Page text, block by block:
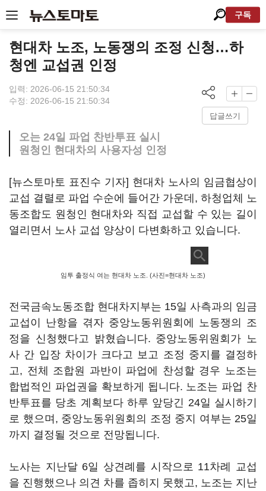
구독
현대차 노조, 노동쟁의 조정 신청…하
청엔 교섭권 인정
입력: 2026-06-15 21:50:34
수정: 2026-06-15 21:50:34
답글쓰기
오는 24일 파업 찬반투표 실시
원청인 현대차의 사용자성 인정
[뉴스토마토 표진수 기자] 현대차 노사의 임금협상이
교섭 결렬로 파업 수순에 들어간 가운데, 하청업체 노
동조합도 원청인 현대차와 직접 교섭할 수 있는 길이
열리면서 노사 교섭 양상이 다변화하고 있습니다.
임투 출정식 여는 현대차 노조. (사진=현대차 노조)
전국금속노동조합 현대차지부는 15일 사측과의 임금
교섭이 난항을 겪자 중앙노동위원회에 노동쟁의 조
정을 신청했다고 밝혔습니다. 중앙노동위원회가 노
사 간 입장 차이가 크다고 보고 조정 중지를 결정하
고, 전체 조합원 과반이 파업에 찬성할 경우 노조는
합법적인 파업권을 확보하게 됩니다. 노조는 파업 찬
반투표를 당초 계획보다 하루 앞당긴 24일 실시하기
로 했으며, 중앙노동위원회의 조정 중지 여부는 25일
까지 결정될 것으로 전망됩니다.
노사는 지난달 6일 상견례를 시작으로 11차례 교섭
을 진행했으나 의견 차를 좁히지 못했고, 노조는 지난